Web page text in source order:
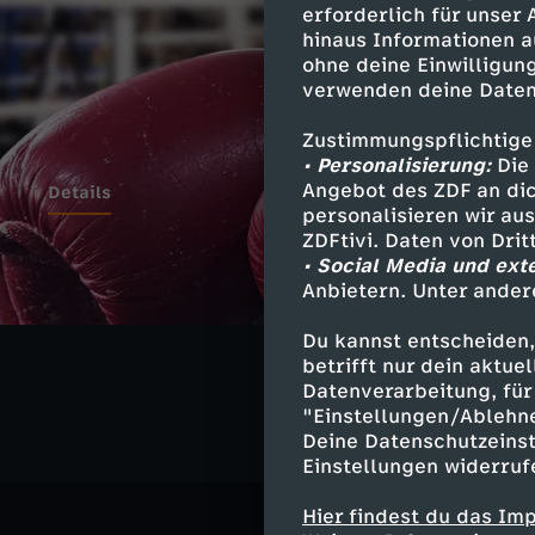
erforderlich für unser
hinaus Informationen
ohne deine
verwenden deine
• Personalisierung:Die
Angebot des ZDF an
personalisieren wir
ZDFtivi. Daten von
• Social Media und
Anbietern. Unter
Du kannst
betrifft nur dein
Datenverarbeitung,
"Einstellungen/
Deine
Einstellungen
Hier findest du das
Details
Ähnliche